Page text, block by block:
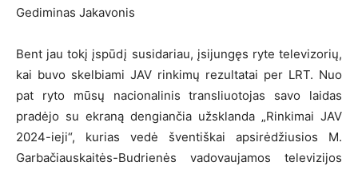
Gediminas Jakavonis
Bent jau tokį įspūdį susidariau, įsijungęs ryte televizorių,
kai buvo skelbiami JAV rinkimų rezultatai per LRT. Nuo
pat ryto mūsų nacionalinis transliuotojas savo laidas
pradėjo su ekraną dengiančia užsklanda „Rinkimai JAV
2024-ieji“, kurias vedė šventiškai apsirėdžiusios M.
Garbačiauskaitės-Budrienės vadovaujamos televizijos